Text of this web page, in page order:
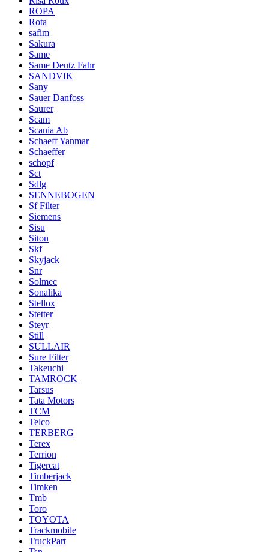
ROPA
Rota
safim
Sakura
Same
Same Deutz Fahr
SANDVIK
Sany
Sauer Danfoss
Saurer
Scam
Scania Ab
Schaeff Yanmar
Schaeffer
schopf
Sct
Sdlg
SENNEBOGEN
Sf Filter
Siemens
Sisu
Siton
Skf
Skyjack
Snr
Solmec
Sonalika
Stellox
Stetter
Steyr
Still
SULLAIR
Sure Filter
Takeuchi
TAMROCK
Tarsus
Tata Motors
TCM
Telco
TERBERG
Terex
Terrion
Tigercat
Timberjack
Timken
Tmb
Toro
TOYOTA
Trackmobile
TruckPart